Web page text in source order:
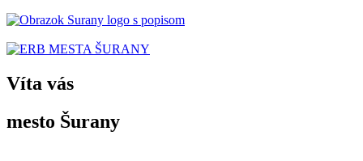
Víta vás
mesto Šurany